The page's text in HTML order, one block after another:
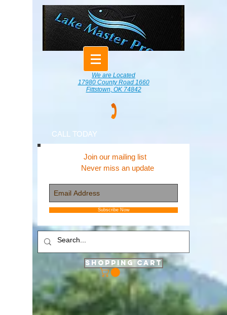
We are Located
17980 County Road 1660
Fittstown, OK 74842
CALL TODAY
Join our mailing list
Never miss an update
Subscribe Now
Shopping Cart